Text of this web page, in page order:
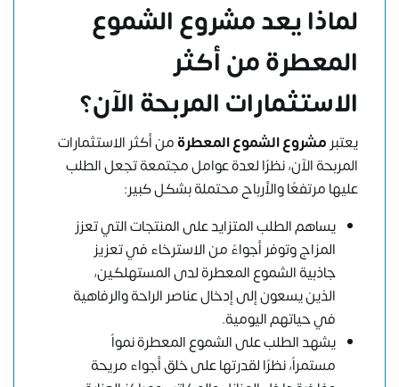
لماذا يعد مشروع الشموع
المعطرة من أكثر
الاستثمارات المربحة الآن؟
يعتبر مشروع الشموع المعطرةمن أكثر الاستثمارات
المربحة الآن، نظرًا لعدة عوامل مجتمعة تجعل الطلب
عليها مرتفعًا والأرباح محتملة بشكل كبير:
يساهم الطلب المتزايد على المنتجات التي تعزز
المزاج وتوفر أجواءً من الاسترخاء في تعزيز
جاذبية الشموع المعطرة لدى المستهلكين،
الذين يسعون إلى إدخال عناصر الراحة والرفاهية
في حياتهم اليومية.
يشهد الطلب على الشموع المعطرة نمواً
مستمراً، نظرًا لقدرتها على خلق أجواء مريحة